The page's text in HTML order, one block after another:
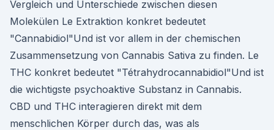
Vergleich und Unterschiede zwischen diesen
Molekülen Le Extraktion konkret bedeutet
"Cannabidiol"Und ist vor allem in der chemischen
Zusammensetzung von Cannabis Sativa zu finden. Le
THC konkret bedeutet "Tétrahydrocannabidiol"Und ist
die wichtigste psychoaktive Substanz in Cannabis.
CBD und THC interagieren direkt mit dem
menschlichen Körper durch das, was als